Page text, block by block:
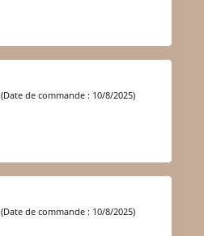
(Date de commande : 10/8/2025)
(Date de commande : 10/8/2025)